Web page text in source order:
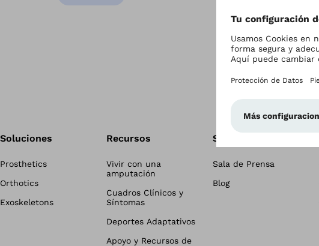
Soluciones
Prosthetics
Orthotics
Exoskeletons
Recursos
Vivir con una
amputación
Cuadros Clínicos y
Síntomas
Deportes Adaptativos
Apoyo y Recursos de
Sala de Prensa
Sala de Prensa
Blog